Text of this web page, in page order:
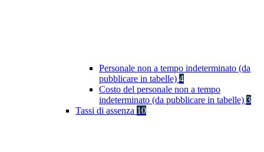
Personale non a tempo indeterminato (da
pubblicare in tabelle) 4
Costo del personale non a tempo
indeterminato (da pubblicare in tabelle) 3
Tassi di assenza 10